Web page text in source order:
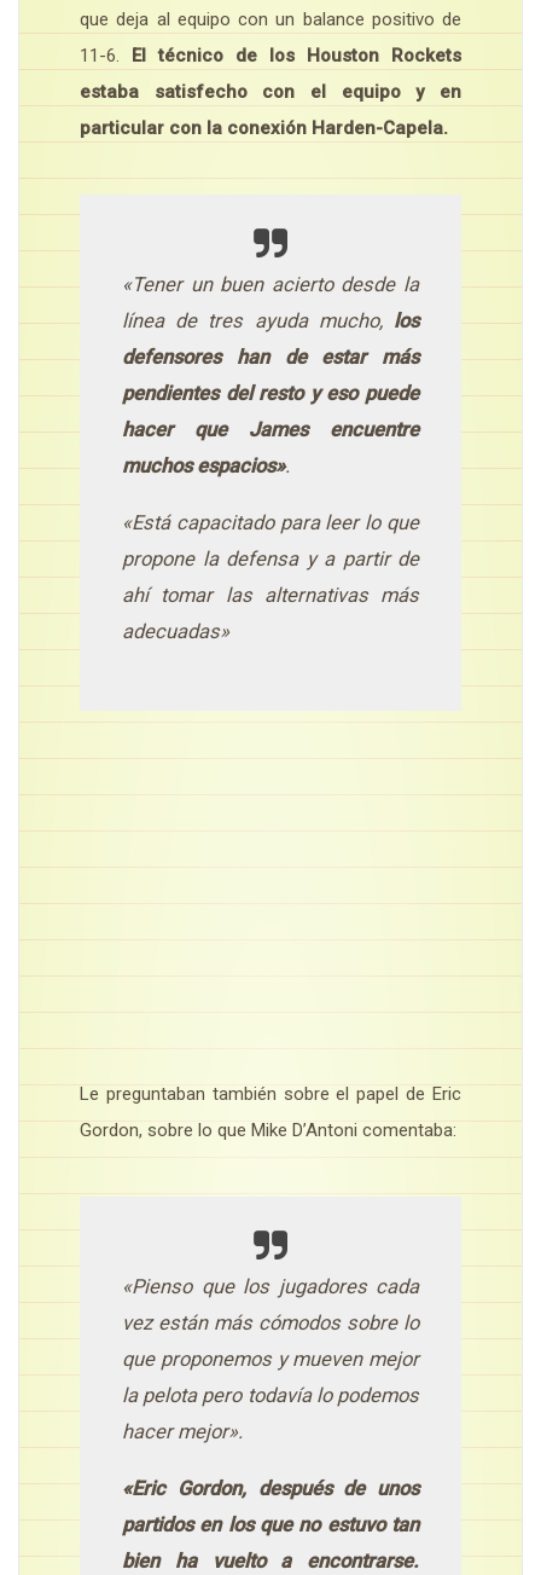
que deja al equipo con un balance positivo de
11-6.
El técnico de los Houston Rockets
estaba satisfecho con el equipo y en
particular con la conexión Harden-Capela.
«Tener un buen acierto desde la
línea de tres ayuda mucho,los
defensores han de estar más
pendientes del resto y eso puede
hacer que James encuentre
muchos espacios».
«Está capacitado para leer lo que
propone la defensa y a partir de
ahí tomar las alternativas más
adecuadas»
Le preguntaban también sobre el papel de Eric
Gordon, sobre lo que Mike D’Antoni comentaba:
«Pienso que los jugadores cada
vez están más cómodos sobre lo
que proponemos y mueven mejor
la pelota pero todavía lo podemos
hacer mejor».
«Eric Gordon, después de unos
partidos en los que no estuvo tan
bien ha vuelto a encontrarse.